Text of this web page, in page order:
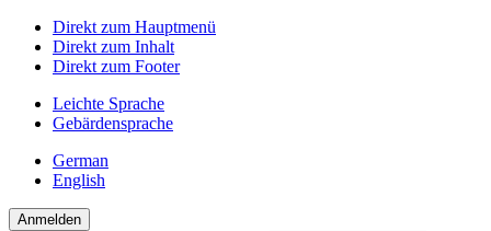
Direkt zum Hauptmenü
Direkt zum Inhalt
Direkt zum Footer
Leichte Sprache
Gebärdensprache
German
English
Anmelden